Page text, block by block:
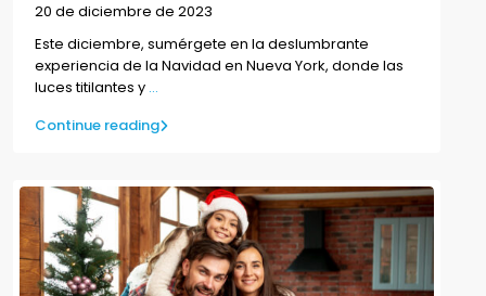
20 de diciembre de 2023
Este diciembre, sumérgete en la deslumbrante
experiencia de la Navidad en Nueva York, donde las
luces titilantes y ...
Continue reading